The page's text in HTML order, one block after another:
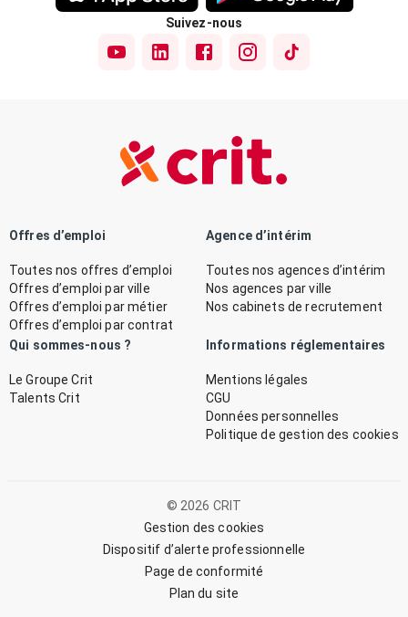
Suivez-nous
Offres d’emploi
Toutes nos offres d’emploi
Offres d’emploi par ville
Offres d’emploi par métier
Offres d’emploi par contrat
Agence d’intérim
Toutes nos agences d’intérim
Nos agences par ville
Nos cabinets de recrutement
Qui sommes-nous ?
Le Groupe Crit
Talents Crit
Informations réglementaires
Mentions légales
CGU
Données personnelles
Politique de gestion des cookies
© 2026 CRIT
Gestion des cookies
Dispositif d’alerte professionnelle
Page de conformité
Plan du site